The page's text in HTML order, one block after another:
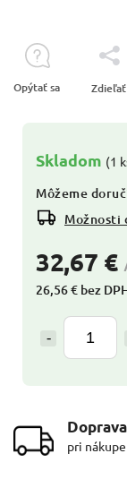
32,67 €
26,56 € bez
Skladom (1
Môžeme
Možnosti
Opýtať sa Zdieľať
pri